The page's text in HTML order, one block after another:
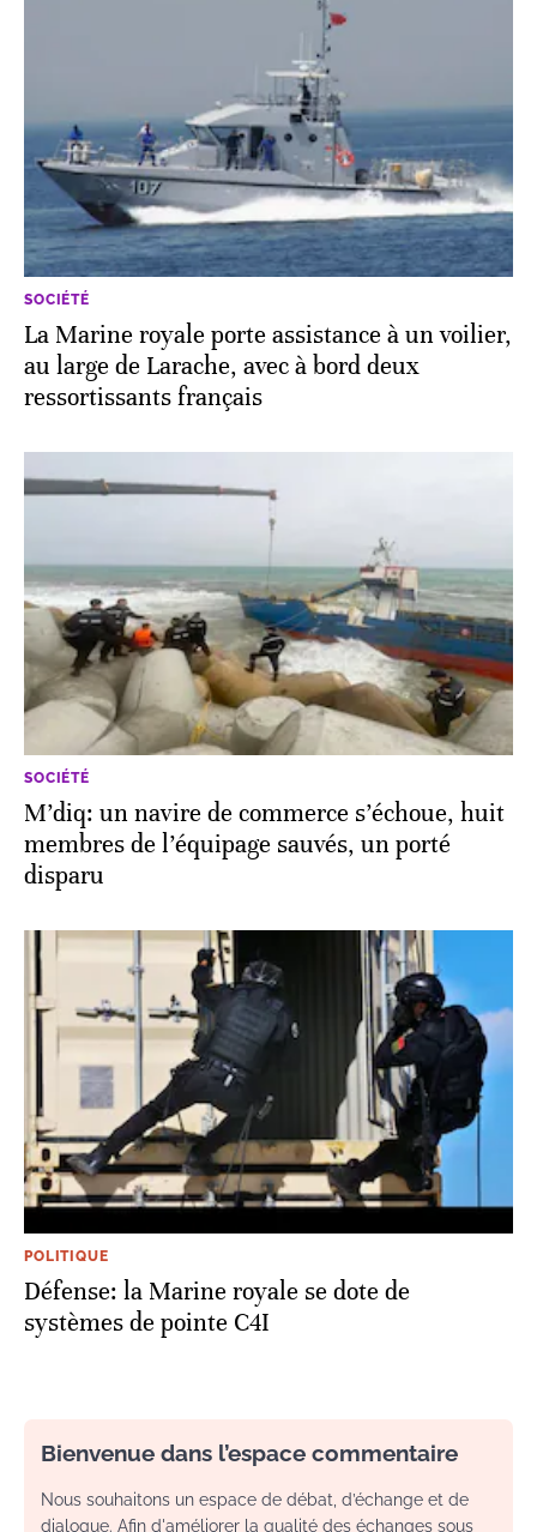
SOCIÉTÉ
La Marine royale porte assistance à un voilier,
au large de Larache, avec à bord deux
ressortissants français
SOCIÉTÉ
M’diq: un navire de commerce s’échoue, huit
membres de l’équipage sauvés, un porté
disparu
POLITIQUE
Défense: la Marine royale se dote de
systèmes de pointe C4I
Bienvenue dans l’espace commentaire
Nous souhaitons un espace de débat, d’échange et de
dialogue. Afin d'améliorer la qualité des échanges sous